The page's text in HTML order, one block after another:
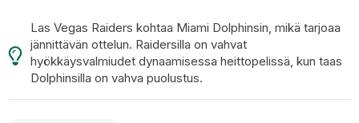
Las Vegas Raiders kohtaa Miami Dolphinsin, mikä tarjoaa
jännittävän ottelun. Raidersilla on vahvat
hyökkäysvalmiudet dynaamisessa heittopelissä, kun taas
Dolphinsilla on vahva puolustus.